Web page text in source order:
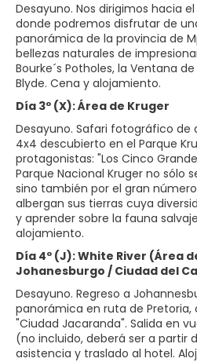
Desayuno. Nos dirigimos hacia
donde podremos disfrutar de
panorámica de la provincia de
bellezas naturales de
Bourke´s Potholes, la Ventana
Blyde. Cena y alojamiento.
Día 3º (X): Área de Kruger
Desayuno. Safari fotográfico
4x4 descubierto en el Parque
protagonistas: "Los Cinco
Parque Nacional Kruger no sólo
sino también por el gran
albergan sus tierras cuya
y aprender sobre la fauna
alojamiento.
Día 4º (J): White River (Área
Johanesburgo / Ciudad del
Desayuno. Regreso a
panorámica en ruta de
"Ciudad Jacaranda". Salida en
(no incluido, deberá ser a partir
asistencia y traslado al hotel.